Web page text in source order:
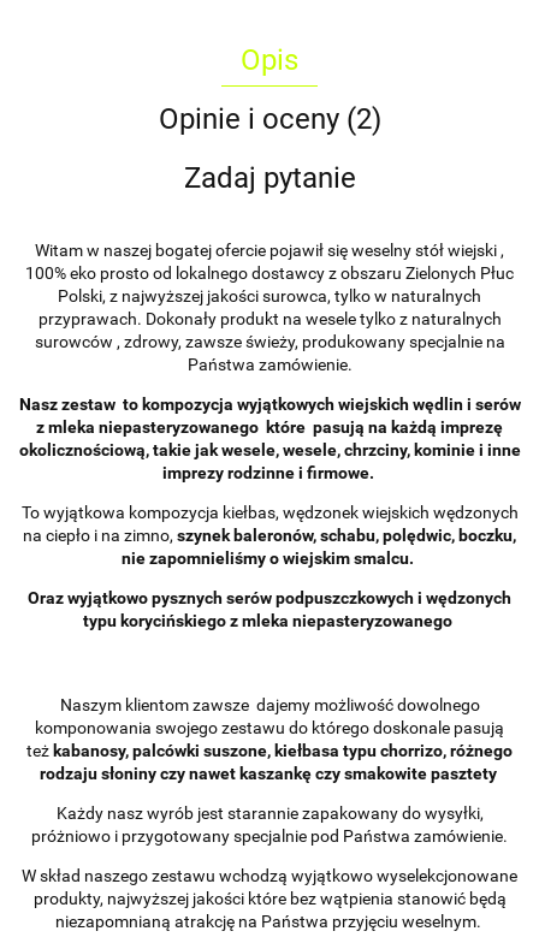
Opis
Opinie i oceny (2)
Zadaj pytanie
Witam w naszej bogatej ofercie pojawił się weselny stół wiejski ,
100% eko prosto od lokalnego dostawcy z obszaru Zielonych Płuc
Polski, z najwyższej jakości surowca, tylko w naturalnych
przyprawach. Dokonały produkt na wesele tylko z naturalnych
surowców , zdrowy, zawsze świeży, produkowany specjalnie na
Państwa zamówienie.
Nasz zestaw to kompozycja wyjątkowych wiejskich wędlin i serów
z mleka niepasteryzowanego które pasują na każdą imprezę
okolicznościową, takie jak wesele, wesele, chrzciny, kominie i inne
imprezy rodzinne i firmowe.
To wyjątkowa kompozycja kiełbas, wędzonek wiejskich wędzonych
na ciepło i na zimno, szynek baleronów, schabu, polędwic, boczku,
nie zapomnieliśmy o wiejskim smalcu.
Oraz wyjątkowo pysznych serów podpuszczkowych i wędzonych
typu korycińskiego z mleka niepasteryzowanego
Naszym klientom zawsze dajemy możliwość dowolnego
komponowania swojego zestawu do którego doskonale pasują
teżkabanosy, palcówki suszone, kiełbasa typu chorrizo, różnego
rodzaju słoniny czy nawet kaszankę czy smakowite pasztety
Każdy nasz wyrób jest starannie zapakowany do wysyłki,
próżniowo i przygotowany specjalnie pod Państwa zamówienie.
W skład naszego zestawu wchodzą wyjątkowo wyselekcjonowane
produkty, najwyższej jakości które bez wątpienia stanowić będą
niezapomnianą atrakcję na Państwa przyjęciu weselnym.